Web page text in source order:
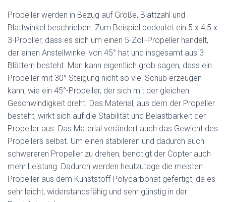
Propeller werden in Bezug auf Größe, Blattzahl und
Blattwinkel beschrieben. Zum Beispiel bedeutet ein 5 x 4,5 x
3-Propller, dass es sich um einen 5-Zoll-Propeller handelt,
der einen Anstellwinkel von 45° hat und insgesamt aus 3
Blättern besteht. Man kann eigentlich grob sagen, dass ein
Propeller mit 30° Steigung nicht so viel Schub erzeugen
kann, wie ein 45°-Propeller, der sich mit der gleichen
Geschwindigkeit dreht. Das Material, aus dem der Propeller
besteht, wirkt sich auf die Stabilität und Belastbarkeit der
Propeller aus. Das Material verändert auch das Gewicht des
Propellers selbst. Um einen stabileren und dadurch auch
schwereren Propeller zu drehen, benötigt der Copter auch
mehr Leistung. Dadurch werden heutzutage die meisten
Propeller aus dem Kunststoff Polycarbonat gefertigt, da es
sehr leicht, widerstandsfähig und sehr günstig in der